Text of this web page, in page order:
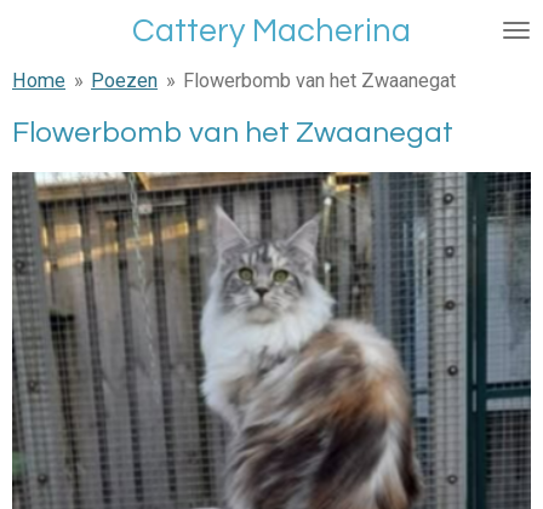
naar
hoofdinhoud
Cattery Macherina
Home » Poezen » Flowerbomb van het Zwaanegat
Flowerbomb van het Zwaanegat